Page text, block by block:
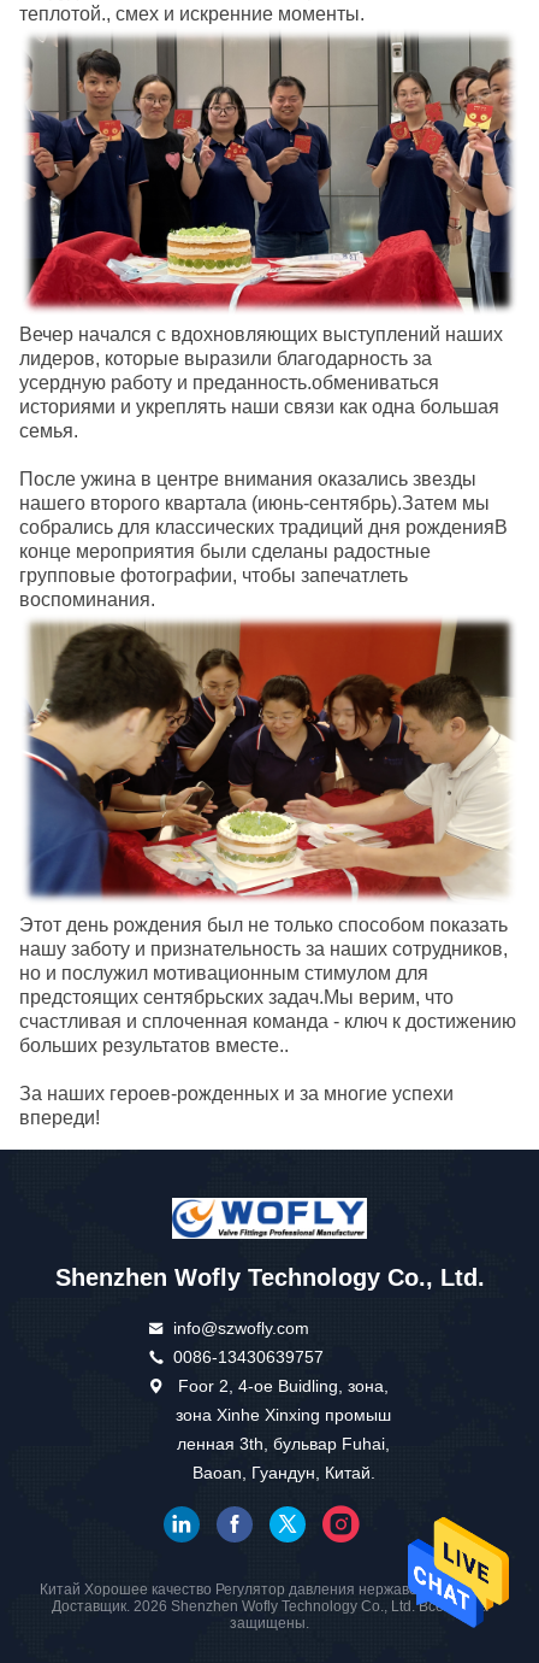
теплотой., смех и искренние моменты.
Вечер начался с вдохновляющих выступлений наших
лидеров, которые выразили благодарность за
усердную работу и преданность.обмениваться
историями и укреплять наши связи как одна большая
семья.
После ужина в центре внимания оказались звезды
нашего второго квартала (июнь-сентябрь).Затем мы
собрались для классических традиций дня рожденияВ
конце мероприятия были сделаны радостные
групповые фотографии, чтобы запечатлеть
воспоминания.
Этот день рождения был не только способом показать
нашу заботу и признательность за наших сотрудников,
но и послужил мотивационным стимулом для
предстоящих сентябрьских задач.Мы верим, что
счастливая и сплоченная команда - ключ к достижению
больших результатов вместе..
За наших героев-рожденных и за многие успехи
впереди!
Shenzhen Wofly Technology Co., Ltd.
info@szwofly.com
0086-13430639757
Foor 2, 4-ое Buidling, зона,
зона Xinhe Xinxing промыш
ленная 3th, бульвар Fuhai,
Baoan, Гуандун, Китай.
Китай Хорошее качество Регулятор давления нержавеющей стали
Доставщик. 2026 Shenzhen Wofly Technology Co., Ltd. Все права
защищены.